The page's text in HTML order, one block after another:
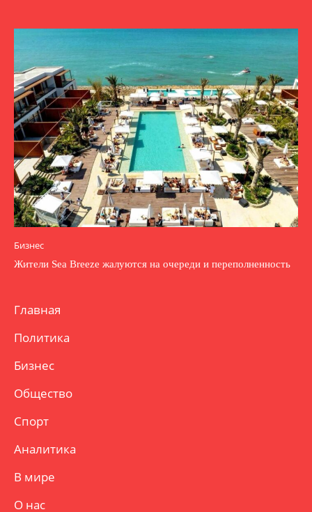
Бизнес
Жители Sea Breeze жалуются на очереди и переполненность
Главная
Политика
Бизнес
Общество
Спорт
Аналитика
В мире
О нас